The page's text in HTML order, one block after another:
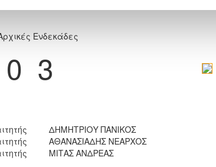
Ενδεκάδες
0 3
ΔΗΜΗΤΡΙΟΥ ΠΑΝΙΚΟΣ
ΑΘΑΝΑΣΙΑΔΗΣ ΝΕΑΡΧΟΣ
ΜΙΤΑΣ ΑΝΔΡΕΑΣ